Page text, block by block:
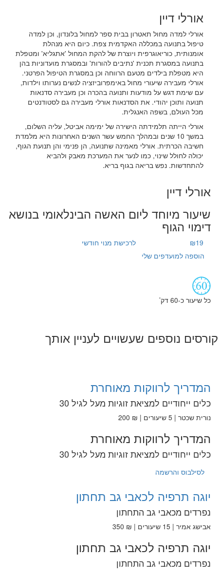
אורלי דיין
אורלי למדה מחול תאטרון בבית ספר למחול בלונדון, וכן למדה
טיפול בתנועה במכללה האקדמית צפת. כיום היא מנהלת
אומנותית, כוריאוגרפית ויוצרת של להקת המחול 'אתגליא' ומטפלת
בתנועה במסגרת תכנית 'נתיבים להורות' ובמסגרת מועדוניות בהן
היא מטפלת בילדים מטעם הרווחה וכן במסגרת הטיפול הפרטני.
אורלי מעבירה שיעורי מחול באימפרוביזציה לנשים נערותו וילדות,
עם שימת דגש על מודעות ותנועה בהכרה וכן מעבירה סדנאות
תנועה ותוכן יהודי. את הסדנאות אורלי מעבירה גם לסטודנטים
מכל העולם, בשפה האנגלית.
אורלי הייתה תלמידתה הישירה של ימימה אביטל, עליה השלום,
במשך 10 שנים ובמהלך החמש עשר השנים האחרונות היא מלמדת
חשיבה הכרתית. אורלי מאמינה שתנועה, הן פנימי והן תנועת הגוף,
יכולה לחולל שינוי, כמו לנער את המערכת מאבק ולהביא
להתחדשות. נפש בריאה בגוף בריא.
אורלי דיין
שיעור מיוחד ליום האשה הבינלאומי בנושא
דימוי הגוף
לרכישת מנוי חודשי
₪19
הוספה למועדפים שלי
כל שיעור כ-60 דק’
קורסים נוספים שעשויים לעניין אותך
המדריך לרווקות מאוחרת
כלים ייחודיים למציאת זוגיות מעל לגיל 30
נורית שכטר | 5 שיעורים | ₪ 200
המדריך לרווקות מאוחרת
כלים ייחודיים למציאת זוגיות מעל לגיל 30
לסילבוס והרשמה
יוגה תרפיה לכאבי גב תחתון
נפרדים מכאבי גב התחתון
אבישג אמיר | 15 שיעורים | ₪ 350
יוגה תרפיה לכאבי גב תחתון
נפרדים מכאבי גב התחתון